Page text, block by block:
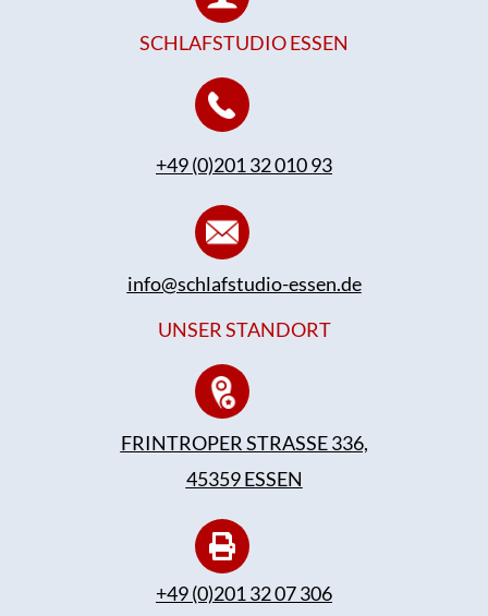
SCHLAFSTUDIO ESSEN
+49 (0)201 32 010 93
info@schlafstudio-essen.de
UNSER STANDORT
FRINTROPER STRASSE 336,
45359 ESSEN
+49 (0)201 32 07 306